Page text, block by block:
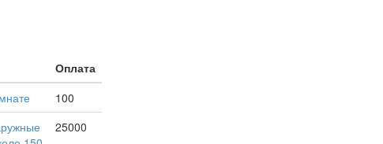
Оплата
100
25000